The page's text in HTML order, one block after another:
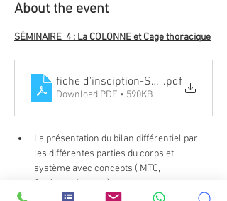
About the event
SÉMINAIRE  4 : La COLONNE et Cage thoracique
fiche d'insciption-S4 colonne 2026
.pdf
Download PDF • 590KB
La présentation du bilan différentiel par
les différentes parties du corps et
système avec concepts ( MTC,
Ostéopathie, etc.. ).
Introduction  de l'utilisation de Thérapie